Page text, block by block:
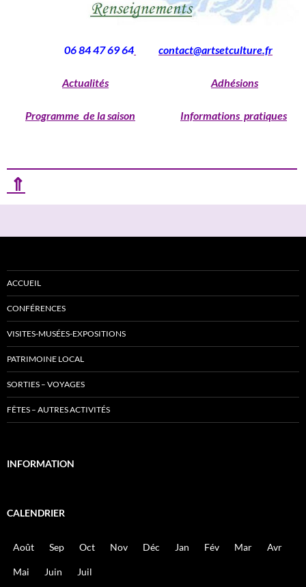
06 84 47 69 64 contact@artsetculture.fr
Actualités Adhésions
Programme de la saison Informations pratiques
⇑
ACCUEIL
CONFÉRENCES
VISITES-MUSÉES-EXPOSITIONS
PATRIMOINE LOCAL
SORTIES – VOYAGES
FÊTES – AUTRES ACTIVITÉS
INFORMATION
CALENDRIER
Août Sep Oct Nov Déc Jan Fév Mar Avr
Mai Juin Juil